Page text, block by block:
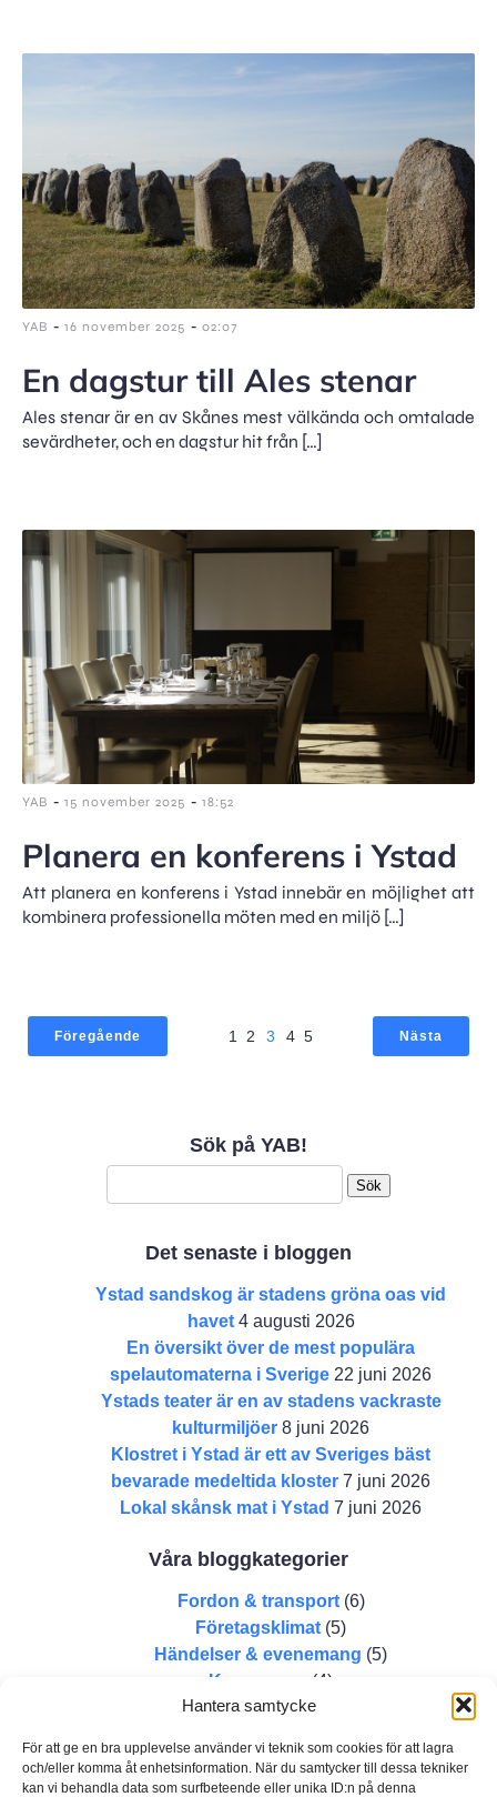
Hantera samtycke
För att ge en bra upplevelse använder vi teknik som cookies för att lagra
och/eller komma åt enhetsinformation. När du samtycker till dessa tekniker
kan vi behandla data som surfbeteende eller unika ID:n på denna
YAB - 16 november 2025 - 02:07
En dagstur till Ales stenar
Ales stenar är en av Skånes mest välkända och omtalade
sevärdheter, och en dagstur hit från […]
YAB - 15 november 2025 - 18:52
Planera en konferens i Ystad
Att planera en konferens i Ystad innebär en möjlighet att
kombinera professionella möten med en miljö […]
Föregående 1 2 3 4 5 Nästa
Sök på YAB!
efter:
Det senaste i bloggen
Ystad sandskog är stadens gröna oas vid
havet 4 augusti 2026
En översikt över de mest populära
spelautomaterna i Sverige 22 juni 2026
Ystads teater är en av stadens vackraste
kulturmiljöer 8 juni 2026
Klostret i Ystad är ett av Sveriges bäst
bevarade medeltida kloster 7 juni 2026
Lokal skånsk mat i Ystad 7 juni 2026
Våra bloggkategorier
Fordon & transport(6)
Företagsklimat (5)
Händelser & evenemang (5)
Kommunen
(4)
Kultur(5)
Österlen(2)
Restauranger och caféer(2)